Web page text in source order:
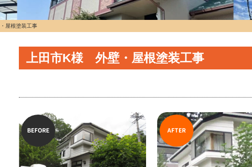
屋根塗装工事
上田市K様 外壁・屋根塗装工事
AFTER
BEFORE